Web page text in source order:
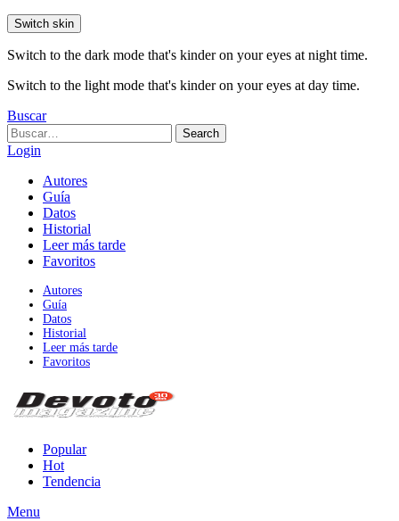
Switch skin
Switch to the dark mode that's kinder on your eyes at night time.
Switch to the light mode that's kinder on your eyes at day time.
Buscar
Search
for:
Search
Login
Autores
Guía
Datos
Historial
Leer más tarde
Favoritos
Autores
Guía
Datos
Historial
Leer más tarde
Favoritos
Popular
Hot
Tendencia
Menu